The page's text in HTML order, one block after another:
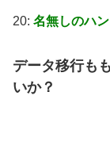
20: 名無しのハ
データ移行も
いか？